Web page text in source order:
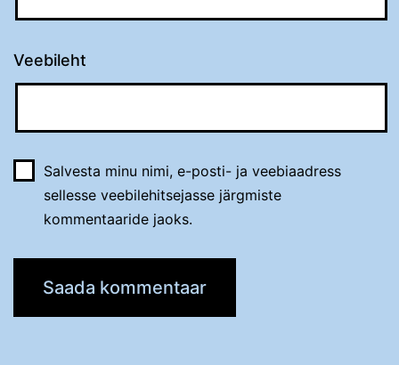
Veebileht
Salvesta minu nimi, e-posti- ja veebiaadress
sellesse veebilehitsejasse järgmiste
kommentaaride jaoks.